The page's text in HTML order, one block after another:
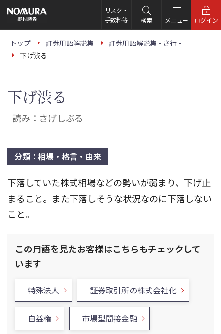
の
ー
リスク・
手数料等
検索 メニュー ログイン
トップ 証券用語解説集
証券用語解説集 - さ行 -
下げ渋る
下げ渋る
読み：さげしぶる
分類：相場・格言・由来
下落していた株式相場などの勢いが弱まり、下げ止
まること。また下落しそうな状況なのに下落しない
こと。
この用語を見たお客様はこちらもチェックして
います
特殊法人 証券取引所の株式会社化
自益権 市場型間接金融